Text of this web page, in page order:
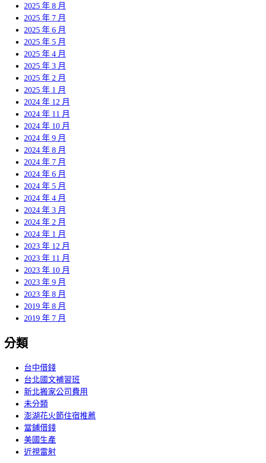
2025 年 8 月
2025 年 7 月
2025 年 6 月
2025 年 5 月
2025 年 4 月
2025 年 3 月
2025 年 2 月
2025 年 1 月
2024 年 12 月
2024 年 11 月
2024 年 10 月
2024 年 9 月
2024 年 8 月
2024 年 7 月
2024 年 6 月
2024 年 5 月
2024 年 4 月
2024 年 3 月
2024 年 2 月
2024 年 1 月
2023 年 12 月
2023 年 11 月
2023 年 10 月
2023 年 9 月
2023 年 8 月
2019 年 8 月
2019 年 7 月
分類
台中借錢
台北國文補習班
新北搬家公司費用
未分類
澎湖花火節住宿推薦
當鋪借錢
美國生產
近視雷射